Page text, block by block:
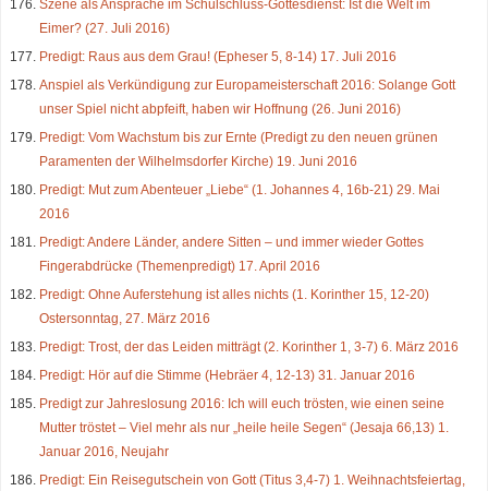
Szene als Ansprache im Schulschluss-Gottesdienst: Ist die Welt im
Eimer? (27. Juli 2016)
Predigt: Raus aus dem Grau! (Epheser 5, 8-14) 17. Juli 2016
Anspiel als Verkündigung zur Europameisterschaft 2016: Solange Gott
unser Spiel nicht abpfeift, haben wir Hoffnung (26. Juni 2016)
Predigt: Vom Wachstum bis zur Ernte (Predigt zu den neuen grünen
Paramenten der Wilhelmsdorfer Kirche) 19. Juni 2016
Predigt: Mut zum Abenteuer „Liebe“ (1. Johannes 4, 16b-21) 29. Mai
2016
Predigt: Andere Länder, andere Sitten – und immer wieder Gottes
Fingerabdrücke (Themenpredigt) 17. April 2016
Predigt: Ohne Auferstehung ist alles nichts (1. Korinther 15, 12-20)
Ostersonntag, 27. März 2016
Predigt: Trost, der das Leiden mitträgt (2. Korinther 1, 3-7) 6. März 2016
Predigt: Hör auf die Stimme (Hebräer 4, 12-13) 31. Januar 2016
Predigt zur Jahreslosung 2016: Ich will euch trösten, wie einen seine
Mutter tröstet – Viel mehr als nur „heile heile Segen“ (Jesaja 66,13) 1.
Januar 2016, Neujahr
Predigt: Ein Reisegutschein von Gott (Titus 3,4-7) 1. Weihnachtsfeiertag,